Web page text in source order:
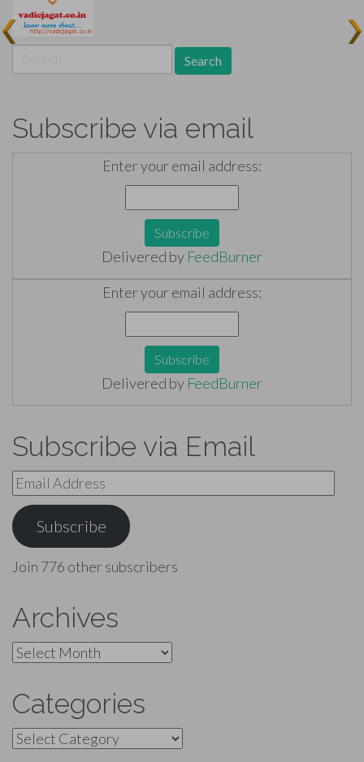
for:
Subscribe via email
Enter your email address:
Delivered by FeedBurner
Enter your email address:
Delivered by FeedBurner
Subscribe via Email
Email
Address
Subscribe
Join 776 other subscribers
Archives
Archives
Categories
Categories